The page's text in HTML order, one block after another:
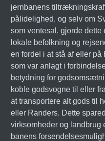
jernbanens
pålidelighed, og selv om
som ventesal, gjorde dette
lokale befolkning og
en fordel i at stå af eller på
som var anlagt i
betydning for
koble godsvogne til eller
at transportere alt gods til
eller Randers. Dette
virksomheder og landbrug
banens